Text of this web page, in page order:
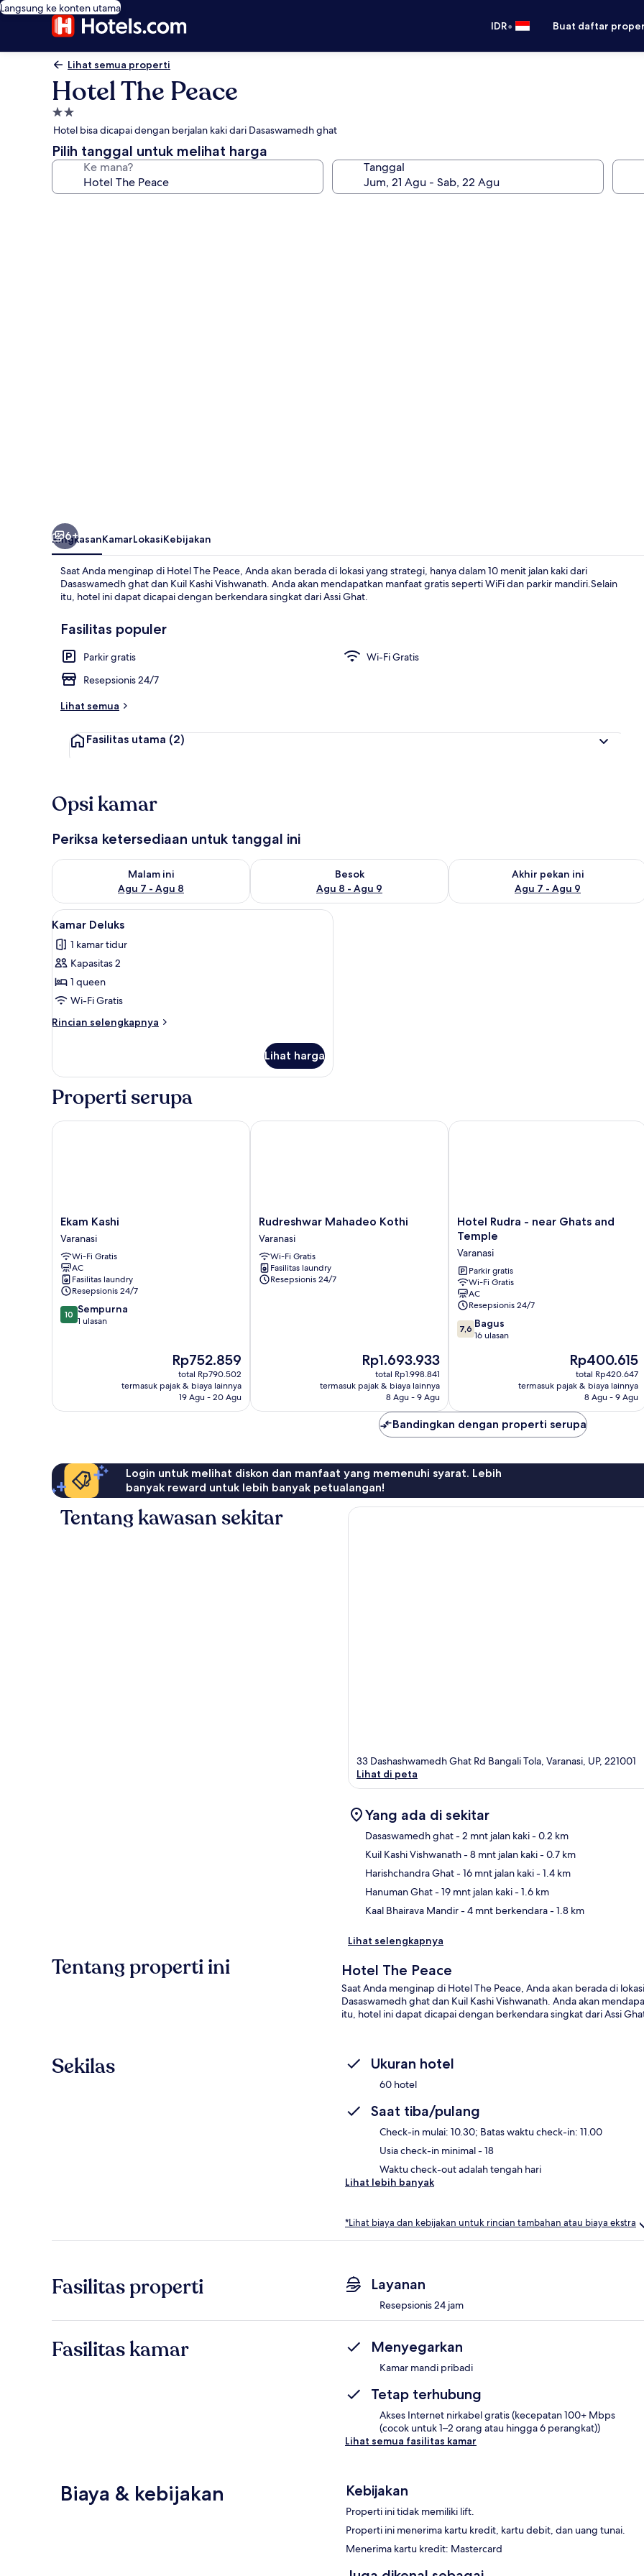
Langsung ke konten utama
IDR• Buat daftar
Lihat semua properti
Hotel The Peace
Properti
bintang
2.0
Hotel bisa dicapai dengan berjalan kaki dari Dasaswamedh ghat
Pilih tanggal untuk melihat harga
Ke mana? Tanggal
6+
RingkasanKamarLokasiKebijakan
Saat Anda menginap di Hotel The Peace, Anda akan berada di lokasi yang strategi, hanya dalam 10 menit jalan kaki dari
Dasaswamedh ghat dan Kuil Kashi Vishwanath. Anda akan mendapatkan manfaat gratis seperti WiFi dan parkir mandiri.Selain
itu, hotel ini dapat dicapai dengan berkendara singkat dari Assi Ghat.
Fasilitas populer
Parkir gratis
Wi-Fi Gratis
Resepsionis 24/7
Lihat semua
Fasilitas utama (2)
Opsi kamar
Periksa ketersediaan untuk tanggal ini
Malam ini
Agu 7 - Agu 8
Periksa ketersediaan untuk malam ini Agu 7 - Agu 8
Besok
Agu 8 - Agu 9
Periksa ketersediaan untuk besok Agu 8 - Agu 9
Akhir pekan ini
Agu 7 - Agu 9
Periksa ketersediaan untuk akhir
Lihat
semua
foto
untuk
Kamar
Deluks
Kamar Deluks | 1 kamar tidur dan Wi-Fi gratis
3
Kamar Deluks
1 kamar tidur
Kapasitas 2
1 queen
Wi-Fi Gratis
Rincian selengkapnya
Rincian
Kamar
Lihat harga
Properti serupa
Ekam
Kashi
Varanasi
Ekam Kashi
Varanasi
Wi-Fi Gratis
AC
Fasilitas laundry
Resepsionis 24/7
10.0
dari
10 Sempurna
1 ulasan
Harga
sekarang
Rp752.859
Rp752.859
total Rp790.502
termasuk pajak & biaya lainnya
19 Agu - 20 Agu
Ekam Kashi
Rudreshwar
Mahadeo
Kothi
Varanasi
Rudreshwar Mahadeo Kothi
Varanasi
Wi-Fi Gratis
Fasilitas laundry
Resepsionis 24/7
Harga
sekarang
Rp1.693.933
Rp1.693.933
total Rp1.998.841
termasuk pajak & biaya lainnya
8 Agu - 9 Agu
Rudreshwar Mahadeo Kothi
Hotel
Rudra
near
Ghats
and
Temple
Varanasi
Hotel Rudra - near Ghats and
Temple
Varanasi
Parkir gratis
Wi-Fi Gratis
AC
Resepsionis 24/7
7.6
dari
7,6 Bagus
16 ulasan
Harga
sekarang
Rp400.615
Rp400.615
total Rp420.647
termasuk pajak & biaya lainnya
8 Agu - 9 Agu
Hotel Rudra - near Ghats and Temple
Bandingkan dengan properti serupa
Login untuk melihat diskon dan manfaat yang memenuhi syarat. Lebih
banyak reward untuk lebih banyak petualangan!
Tentang kawasan sekitar
33 Dashashwamedh Ghat Rd Bangali Tola, Varanasi, UP, 221001
Lihat di peta
Yang ada di sekitar
Dasaswamedh ghat- 2 mnt jalan kaki- 0.2 km
Kuil Kashi Vishwanath- 8 mnt jalan kaki- 0.7 km
Harishchandra Ghat- 16 mnt jalan kaki- 1.4 km
Hanuman Ghat- 19 mnt jalan kaki- 1.6 km
Kaal Bhairava Mandir- 4 mnt berkendara- 1.8 km
Lihat selengkapnya
Tentang properti ini Hotel The Peace
Saat Anda menginap di Hotel The Peace, Anda akan berada di
Dasaswamedh ghat dan Kuil Kashi Vishwanath. Anda akan
itu, hotel ini dapat dicapai dengan berkendara singkat dari Assi
Sekilas Ukuran hotel
60 hotel
Saat tiba/pulang
Check-in mulai: 10.30; Batas waktu check-in: 11.00
Usia check-in minimal - 18
Waktu check-out adalah tengah hari
Lihat lebih banyak
*Lihat biaya dan kebijakan untuk rincian tambahan atau biaya ekstra
Fasilitas properti Layanan
Resepsionis 24 jam
Fasilitas kamar Menyegarkan
Kamar mandi pribadi
Tetap terhubung
Akses Internet nirkabel gratis (kecepatan 100+ Mbps
(cocok untuk 1–2 orang atau hingga 6 perangkat))
Lihat semua fasilitas kamar
Biaya & kebijakan Kebijakan
Properti ini tidak memiliki lift.
Properti ini menerima kartu kredit, kartu debit, dan uang tunai.
Menerima kartu kredit: Mastercard